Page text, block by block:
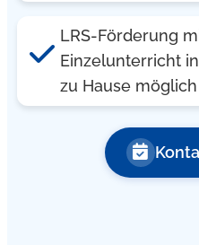
LRS-Förderung
Einzelunterricht
zu Hause möglich